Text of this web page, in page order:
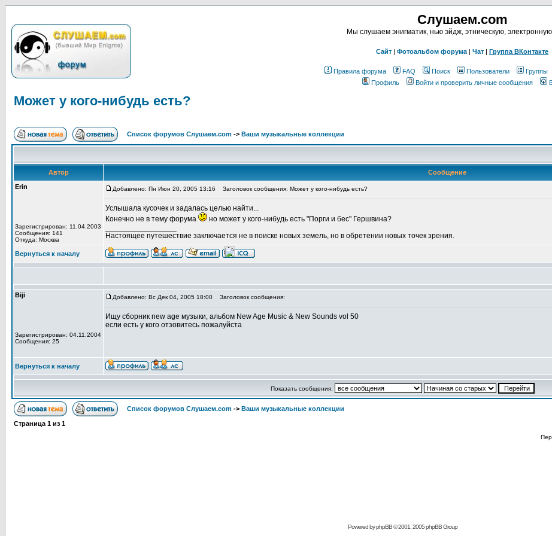
Слушаем.com
Мы слушаем энигматик, нью эйдж, этническую,
Сайт | Фотоальбом форума | Чат | Группа ВКонтакте
Правила форума FAQ Поиск Пользователи Группы
Профиль
Войти и проверить личные сообщения
Может у кого-нибудь есть?
Список форумов Слушаем.com -> Ваши музыкальные коллекции
Автор
Сообщение
Erin
Зарегистрирован: 11.04.2003
Сообщения: 141
Откуда: Москва
Добавлено: Пн Июн 20, 2005 13:16 Заголовок сообщения: Может у кого-нибудь есть?
Услышала кусочек и задалась целью найти...
Конечно не в тему форума
но может у кого-нибудь есть "Порги и бес" Гершвина?
Настоящее путешествие заключается не в поиске новых земель, но в обретении новых точек зрения.
Вернуться к началу
Biji
Зарегистрирован: 04.11.2004
Сообщения: 25
Добавлено: Вс Дек 04, 2005 18:00 Заголовок сообщения:
Ищу сборник new age музыки, альбом New Age Music & New Sounds vol 50
если есть у кого отзовитесь пожалуйста
Вернуться к началу
Показать сообщения:
Список форумов Слушаем.com -> Ваши музыкальные коллекции
Страница 1 из 1
Powered by phpBB © 2001, 2005 phpBB Group